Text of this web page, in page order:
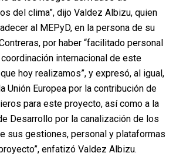
del clima”, dijo Valdez Albizu, quien
al MEPyD, en la persona de su
por haber “facilitado personal
internacional de este
hoy realizamos”, y expresó, al igual,
Unión Europea por la contribución de
para este proyecto, así como a la
Desarrollo por la canalización de los
sus gestiones, personal y plataformas
enfatizó Valdez Albizu.